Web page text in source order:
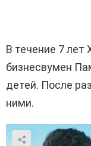
В течение 7
бизнесвумен
детей. После
ними.